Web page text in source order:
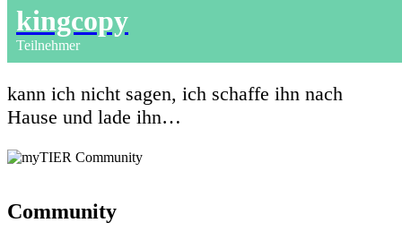
kingcopy
Teilnehmer
kann ich nicht sagen, ich schaffe ihn nach
Hause und lade ihn…
Community